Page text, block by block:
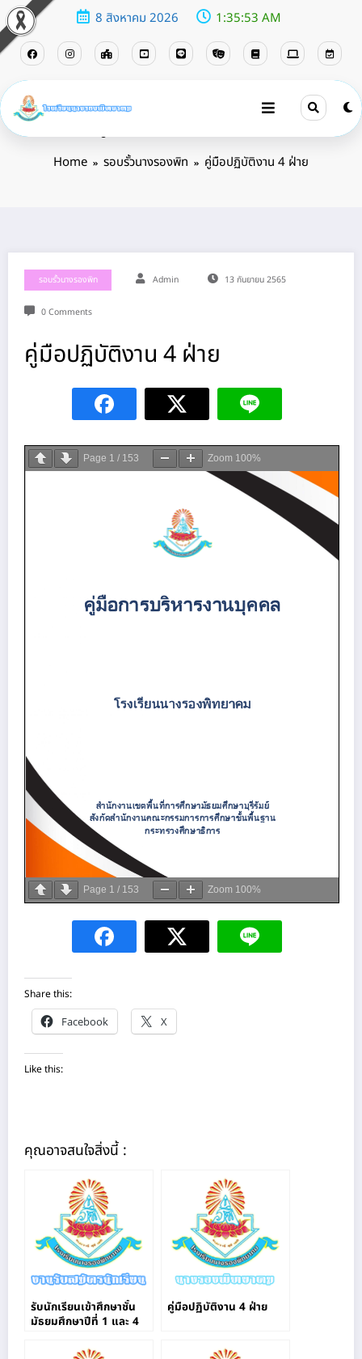
8 สิงหาคม 2026 1:35:54 AM
Home รอบรั้วนางรองพิท คู่มือปฏิบัติงาน 4 ฝ่าย
รอบรั้วนางรองพิท Admin 13 กันยายน 2565
0 Comments
คู่มือปฏิบัติงาน 4 ฝ่าย
Page 1 / 153 Zoom 100%
Page 1 / 153 Zoom 100%
Share this:
Facebook
X
Like this:
คุณอาจสนใจสิ่งนี้ :
รับนักเรียนเข้าศึกษาชั้น
มัธยมศึกษาปีที่ 1 และ 4
คู่มือปฏิบัติงาน 4 ฝ่าย